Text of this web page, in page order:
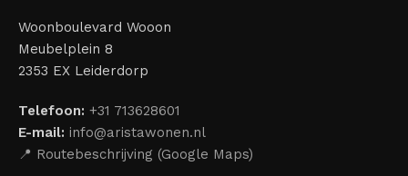
Woonboulevard Wooon
Meubelplein 8
2353 EX Leiderdorp
Telefoon: +31 713628601
E-mail: info@aristawonen.nl
📍 Routebeschrijving (Google Maps)